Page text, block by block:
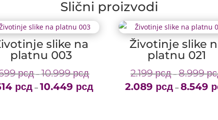
Slični proizvodi
slike na
platnu 003
рсд – 10.999рсдPrice
range:
рсд – 10.449 рсд
Životinje slike
platnu 021
2.199рсд – 8.999
2.089 рсд – 8.549